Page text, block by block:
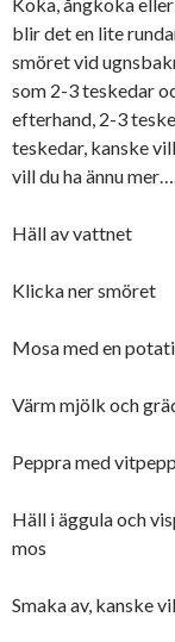
blir det en lite
smöret vid
som 2-3 teskedar
efterhand, 2-3
teskedar, kanske
vill du ha ännu
Häll av vattnet
Klicka ner smöret
Mosa med en
Värm mjölk och
Peppra med
Häll i äggula och
mos
Smaka av, kanske